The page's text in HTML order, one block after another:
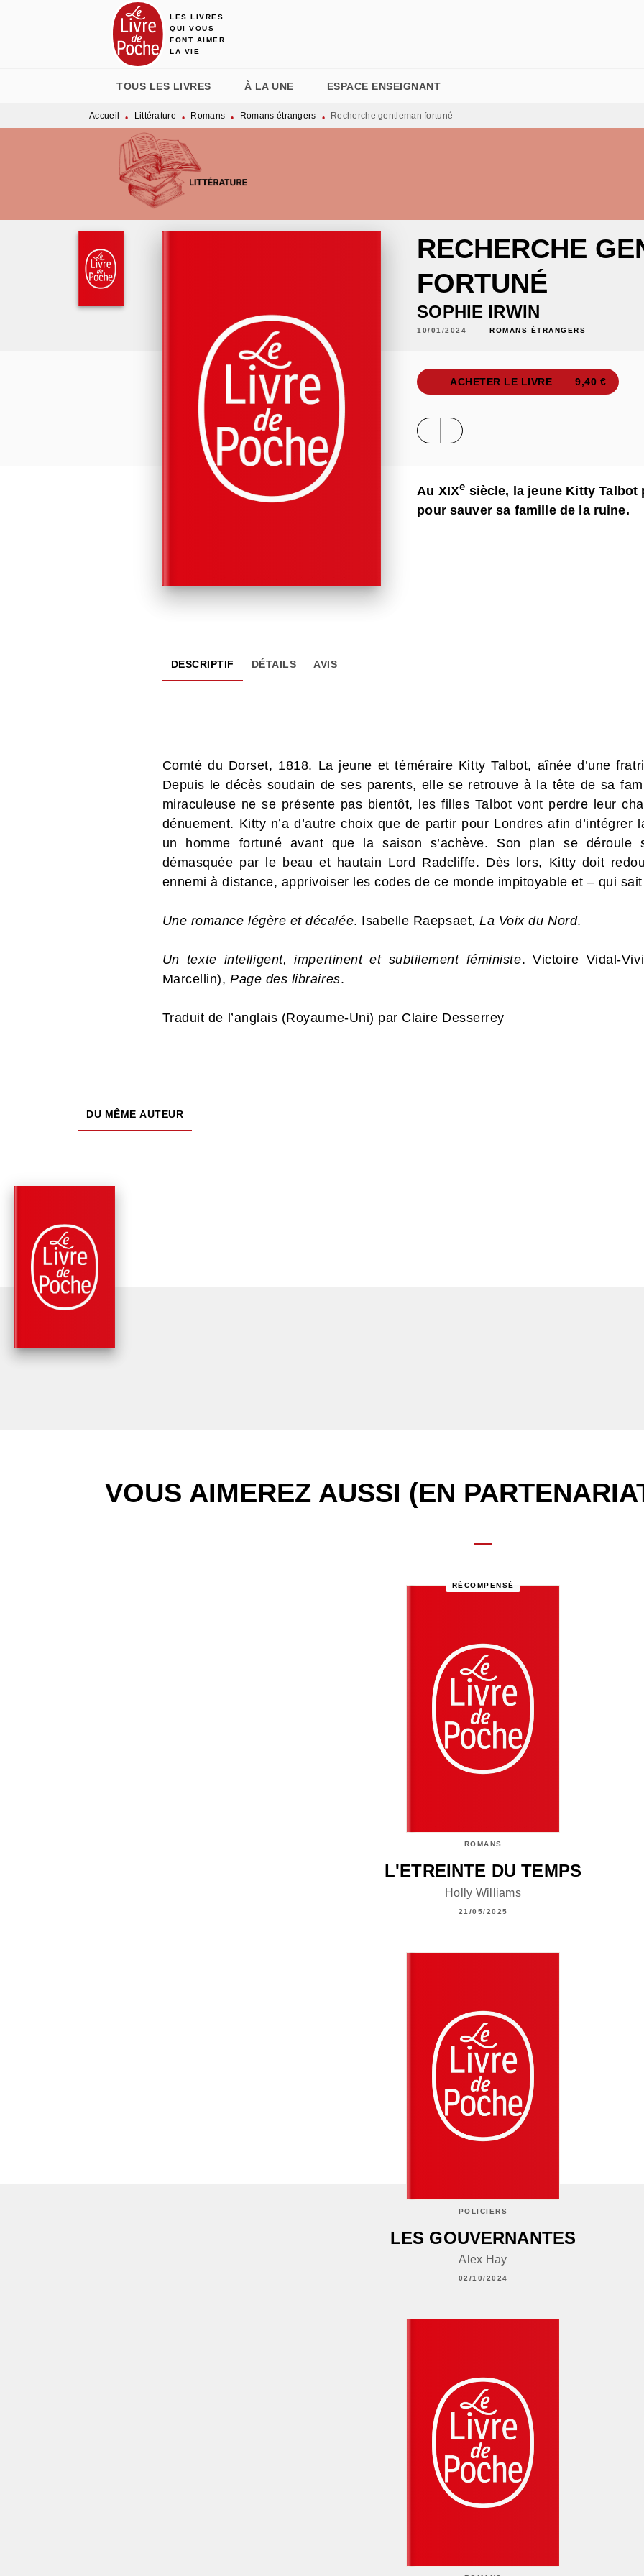
MENU RECHERCHE
LES LIVRES
QUI VOUS
FONT AIMER
LA VIE
TOUS LES LIVRES À LA UNE ESPACE ENSEIGNANT
Accueil • Littérature • Romans • Romans étrangers • Recherche gentleman fortuné
RECHERCHE
FORTUNÉ
SOPHIE IRWIN
10/01/2024 ROMANS ÉTRANGERS
ACHETER LE LIVRE 9,40 €
Au XIXe siècle, la jeune Kitty Talbot
pour sauver sa famille de la ruine.
DESCRIPTIF DÉTAILS AVIS
Comté du Dorset, 1818. La jeune et téméraire Kitty Talbot, aînée d’une
Depuis le décès soudain de ses parents, elle se retrouve à la tête de sa
miraculeuse ne se présente pas bientôt, les filles Talbot vont perdre leur
dénuement. Kitty n’a d’autre choix que de partir pour Londres afin
un homme fortuné avant que la saison s’achève. Son plan se déroule
démasquée par le beau et hautain Lord Radcliffe. Dès lors, Kitty doit
ennemi à distance, apprivoiser les codes de ce monde impitoyable et – qui sait
Une romance légère et décalée. Isabelle Raepsaet,La Voix du Nord.
Un texte intelligent, impertinent et subtilement féministe. Victoire Vidal-
Marcellin),Page des libraires.
Traduit de l’anglais (Royaume-Uni) par Claire Desserrey
DU MÊME AUTEUR
VOUS AIMEREZ AUSSI (EN
RÉCOMPENSÉ
ROMANS
L'ETREINTE DU TEMPS
Holly Williams
21/05/2025
POLICIERS
LES GOUVERNANTES
Alex Hay
02/10/2024